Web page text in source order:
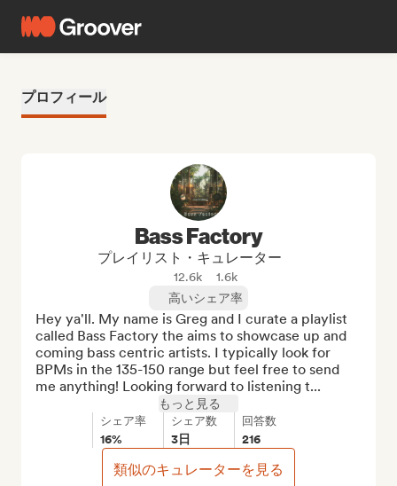
プロフィール
Bass Factory
プレイリスト・キュレーター
12.6k
1.6k
高いシェア率
Hey ya'll. My name is Greg and I curate a playlist
called Bass Factory the aims to showcase up and
coming bass centric artists. I typically look for
BPMs in the 135-150 range but feel free to send
me anything! Looking forward to listening t...
もっと見る
シェア率
16%
シェア数
3日
回答数
216
類似のキュレーターを見る